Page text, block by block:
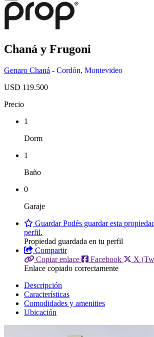
Chaná y Frugoni
Genaro Chaná - Cordón, Montevideo
USD 119.500
Precio
1
Dorm
1
Baño
0
Garaje
GuardarPodés guardar esta
perfil.
Propiedad guardada en tu perfil
Compartir
Copiar enlace
Facebook X
Enlace copiado correctamente
Descripción
Características
Comodidades y amenities
Ubicación